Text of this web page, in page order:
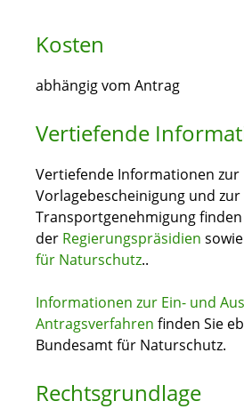
Kosten
abhängig vom Antrag
Vertiefende
Vertiefende Informationen zur
Vorlagebescheinigung und zur
Transportgenehmigung finden
der Regierungspräsidien
für Naturschutz..
Informationen zur Ein- und
Antragsverfahren finden Sie
Bundesamt für Naturschutz.
Rechtsgrundlage